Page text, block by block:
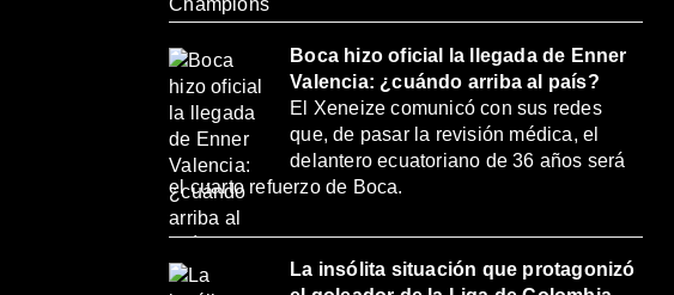
Boca hizo oficial la llegada de Enner
Valencia: ¿cuándo arriba al país?
El Xeneize comunicó con sus redes
que, de pasar la revisión médica, el
delantero ecuatoriano de 36 años será
el cuarto refuerzo de Boca.
La insólita situación que protagonizó